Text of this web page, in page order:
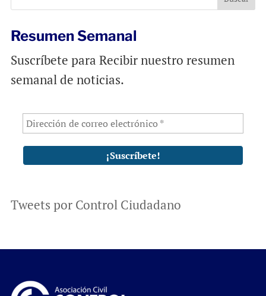
k
p
Resumen Semanal
Suscríbete para Recibir nuestro resumen
semanal de noticias.
Tweets por Control Ciudadano